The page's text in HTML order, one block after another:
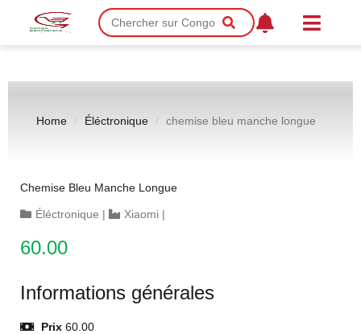
Home Éléctronique chemise bleu manche longue
Chemise Bleu Manche Longue
Éléctronique | Xiaomi |
60.00
Informations générales
Prix 60.00